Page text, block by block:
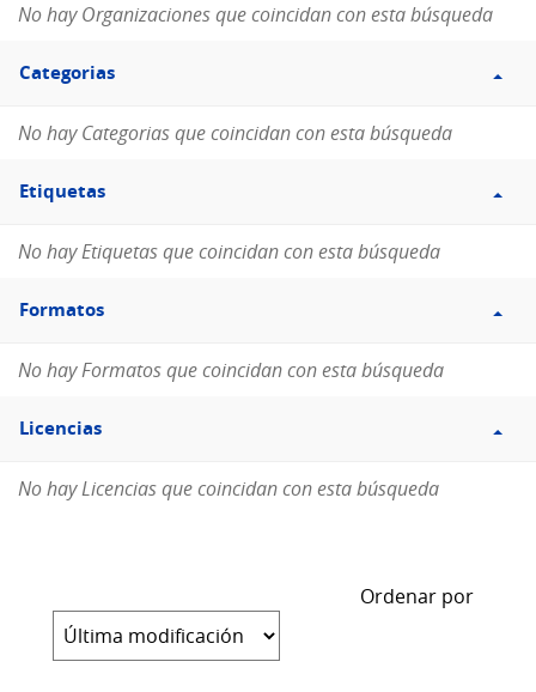
No hay Organizaciones que coincidan con esta búsqueda
Filtro
Categorias
Categorias
No hay Categorias que coincidan con esta búsqueda
Filtro
Etiquetas
Etiquetas
No hay Etiquetas que coincidan con esta búsqueda
Filtro
Formatos
Formatos
No hay Formatos que coincidan con esta búsqueda
Filtro
Licencias
Licencias
No hay Licencias que coincidan con esta búsqueda
Ordenar por